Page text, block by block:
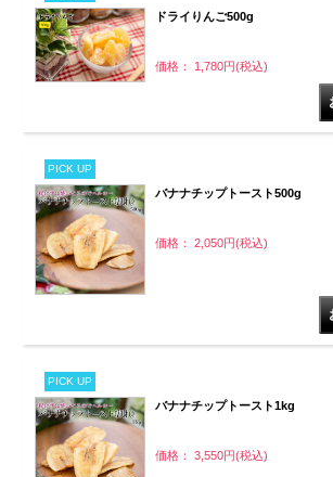
ドライりんご500g
価格： 1,780円(税込)
PICK UP
バナナチップトースト500g
価格： 2,050円(税込)
PICK UP
バナナチップトースト1kg
価格： 3,550円(税込)